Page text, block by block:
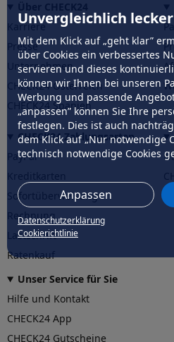
Unvergleichlich lecker
Mit dem Klick auf „geht klar”
über Cookies ein verbessertes
servieren und dieses
können wir Ihnen bei unseren
Werbung und passende
„anpassen” können Sie Ihre
festlegen. Dies ist auch
dem Klick auf „Nur notwendige
technisch notwendige Cookies
Anpassen
Datenschutzerklärung
Cookierichtlinie
Karriere
Presse
Unternehmen
CHECK24 Österreich
CHECK24 Spanien
CHECK24 Zahlungsarten
PayPal
Sofortüberweisung
Rechnung
Lastschrift
Ratenkauf
Unser Service für Sie
Hilfe und Kontakt
CHECK24 App
CHECK24 Gutscheine